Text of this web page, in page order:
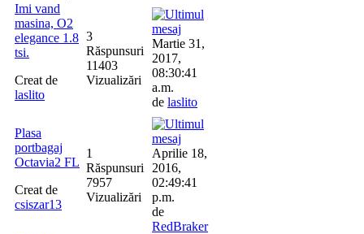
Imi vand
masina, O2
elegance 1.8
tsi.
Creat de
laslito
3
Răspunsuri
11403
Vizualizări
Martie 31,
2017,
08:30:41
a.m.
de laslito
Plasa
portbagaj
Octavia2 FL
Creat de
csiszar13
1
Răspunsuri
7957
Vizualizări
Aprilie 18,
2016,
02:49:41
p.m.
de
RedBraker